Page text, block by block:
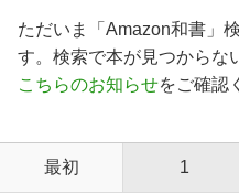
ただいま「Amazon和書」
す。検索で本が見つからな
こちらのお知らせをご確認
最初 1